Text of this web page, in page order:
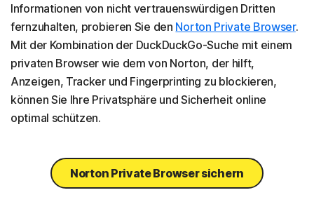
Informationen von nicht vertrauenswürdigen Dritten
fernzuhalten, probieren Sie den Norton Private Browser.
Mit der Kombination der DuckDuckGo-Suche mit einem
privaten Browser wie dem von Norton, der hilft,
Anzeigen, Tracker und Fingerprinting zu blockieren,
können Sie Ihre Privatsphäre und Sicherheit online
optimal schützen.
Norton Private Browser sichern